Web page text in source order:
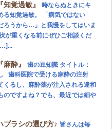
覚過敏』 時ならぬときにキ
る知覚過敏。 「病気ではない
ろうから…」と我慢をしてはいま
が重くなる前にぜひご相談くだ
酔』 歯の豆知識 タイトル：
歯科医院で受ける麻酔の注射
くるし、麻酔薬が注入される違和
のですよね？でも、最近では細や
ラシの選び方♪ 皆さんは毎